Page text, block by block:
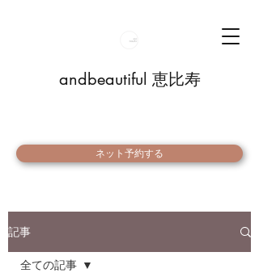
andbeautiful 恵比寿
ネット予約する
記事
全ての記事